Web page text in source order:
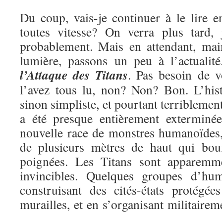
Du coup, vais-je continuer à le lire
toutes vitesse? On verra plus
probablement. Mais en attendant,
lumière, passons un peu à
l’Attaque des Titans. Pas besoin de
l’avez tous lu, non? Non? Bon.
sinon simpliste, et pourtant
a été presque entièrement
nouvelle race de monstres
de plusieurs mètres de haut qui
poignées. Les Titans sont
invincibles. Quelques groupes
construisant des cités-états
murailles, et en s’organisant